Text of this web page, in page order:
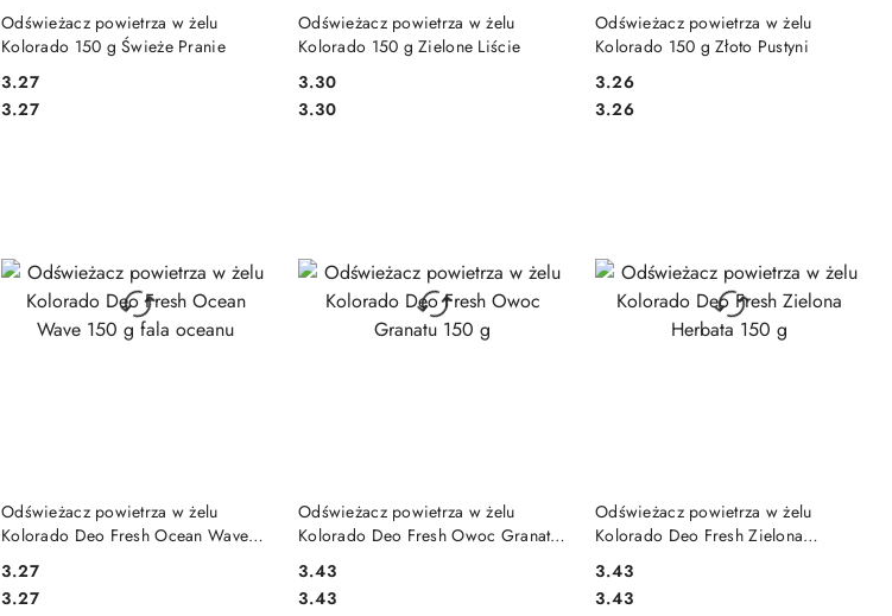
Odświeżacz powietrza w żelu
Kolorado 150 g Świeże Pranie
Cena:
3.27
Cena:
3.27
DO KOSZYKA
Odświeżacz powietrza w żelu
Kolorado 150 g Zielone Liście
Cena:
3.30
Cena:
3.30
DO KOSZYKA
Odświeżacz powietrza w żelu
Kolorado 150 g Złoto Pustyni
Cena:
3.26
Cena:
3.26
DO KOSZYKA
Odświeżacz powietrza w żelu
Kolorado Deo Fresh Ocean Wave
Cena:
3.27
Cena:
3.27
DO KOSZYKA
Odświeżacz powietrza w żelu
Kolorado Deo Fresh Owoc Granatu
Cena:
3.43
Cena:
3.43
DO KOSZYKA
Odświeżacz powietrza w żelu
Kolorado Deo Fresh Zielona
Cena:
3.43
Cena:
3.43
DO KOSZYKA